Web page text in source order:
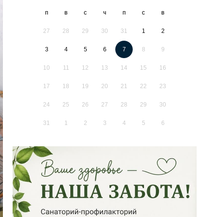
п в с ч п с в
27 28 29 30 31 1 2
3 4 5 6 7 8 9
10 11 12 13 14 15 16
17 18 19 20 21 22 23
24 25 26 27 28 29 30
31 1 2 3 4 5 6